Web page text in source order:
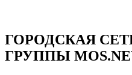
ГОРОДСКАЯ
ГРУППЫ